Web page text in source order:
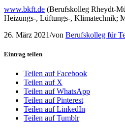
www.bkft.de (Berufskolleg Rheydt-
Heizungs-, Lüftungs-, Klimatechnik;
26. März 2021/von Berufskolleg für
Eintrag teilen
Teilen auf Facebook
Teilen auf X
Teilen auf WhatsApp
Teilen auf Pinterest
Teilen auf LinkedIn
Teilen auf Tumblr